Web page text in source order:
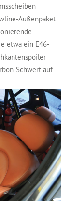
Außenpaket
etwa ein E46-
Schwert auf.